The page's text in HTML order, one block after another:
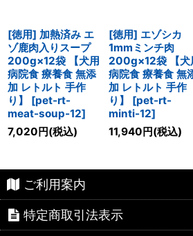
[徳用] 加熱済み エ
ゾ鹿肉入りスープ
200g×12袋 【犬用
病院食 療養食 無添
加 レトルト 手作
り】
[pet-rt-
meat-soup-12]
7,020 円(税込)
[徳用] エゾシカ
1mmミンチ肉
200g×12袋 【犬
病院食 療養食 無
加 レトルト 手作
り】
[pet-rt-
minti-12]
11,940 円(税込)
ご利用案内
特定商取引法表示